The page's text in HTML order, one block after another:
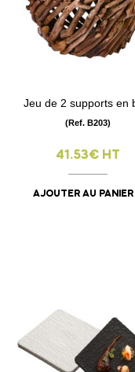
Jeu de 2 supports en
(Ref. B203)
41.53€ HT
AJOUTER AU PANIER